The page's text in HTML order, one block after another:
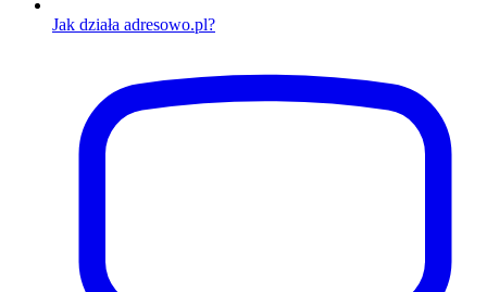
Jak działa adresowo.pl?